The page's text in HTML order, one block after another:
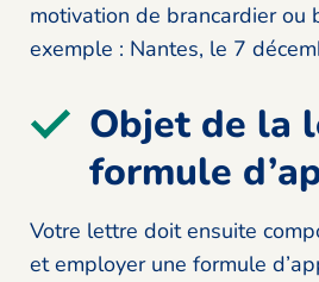
motivation de brancardier ou
exemple : Nantes, le 7
Objet de la
formule
Votre lettre doit ensuite
et employer une formule